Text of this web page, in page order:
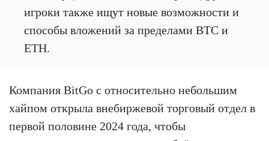
игроки также ищут новые возможности и
способы вложений за пределами BTC и
ETH.
Компания BitGo с относительно небольшим
хайпом открыла внебиржевой торговый отдел в
первой половине 2024 года, чтобы